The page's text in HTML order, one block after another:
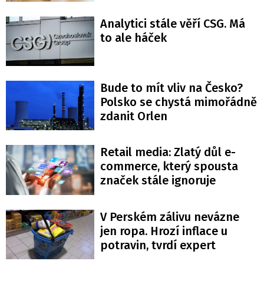
Analytici stále věří CSG. Má
to ale háček
Bude to mít vliv na Česko?
Polsko se chystá mimořádně
zdanit Orlen
Retail media: Zlatý důl e-
commerce, který spousta
značek stále ignoruje
V Perském zálivu nevázne
jen ropa. Hrozí inflace u
potravin, tvrdí expert